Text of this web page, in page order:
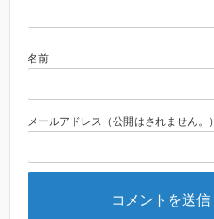
名前
メールアドレス（公開はされません。）